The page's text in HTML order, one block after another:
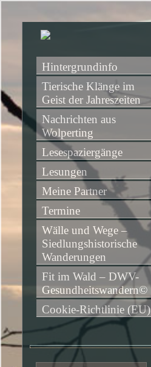
Hintergrundinfo
Tierische Klänge im
Geist der Jahreszeiten
Nachrichten aus
Wolperting
Lesespaziergänge
Lesungen
Meine Partner
Termine
Wälle und Wege –
Siedlungshistorische
Wanderungen
Fit im Wald – DWV-
Gesundheitswandern©
Cookie-Richtlinie (EU)